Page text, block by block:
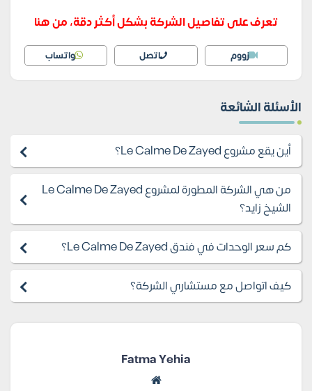
تعرف على تفاصيل الشركة بشكل أكثر دقة، من هنا
زووم اتصل واتساب
الأسئلة الشائعة
أين يقع مشروع Le Calme De Zayed؟
من هي الشركة المطورة لمشروع Le Calme De Zayed
الشيخ زايد؟
كم سعر الوحدات في فندق Le Calme De Zayed؟
كيف اتواصل مع مستشاري الشركة؟
Fatma Yehia